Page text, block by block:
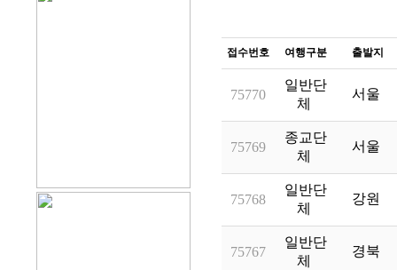
접수번호 여행구분 출발지
75770
일반단
체
서울
75769
종교단
체
서울
75768
일반단
체
강원
75767
일반단
체
경북